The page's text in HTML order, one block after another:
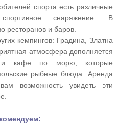
спорта есть различные
снаряжение. В
ресторанов и баров.
кемпингов: Градина, Златна
атмосфера дополняется
и кафе по морю, которые
рыбные блюда. Аренда
возможность увидеть эти